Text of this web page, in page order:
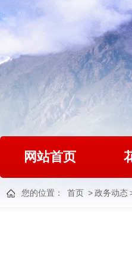
网站首页
您的位置： 首页 >政务动态